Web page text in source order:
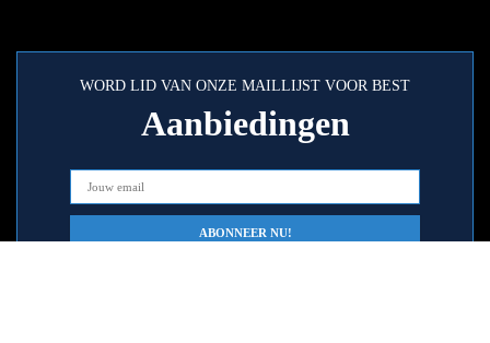
WORD LID VAN ONZE MAILLIJST VOOR BEST
Aanbiedingen